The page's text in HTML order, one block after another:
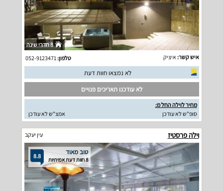
8 חדרי שינה
איש קשר: איציק טלפון:
לא נמצאו חוות דעת
לא עודכנו תאריכים פנויים
מחיר לוילה החל מ:
סופ"ש לא עודכן
אמצ"ש לא עודכן
וילה פרסטיז עין יעקב
8.8 טוב מאוד
8 חוות דעת אמיתיות